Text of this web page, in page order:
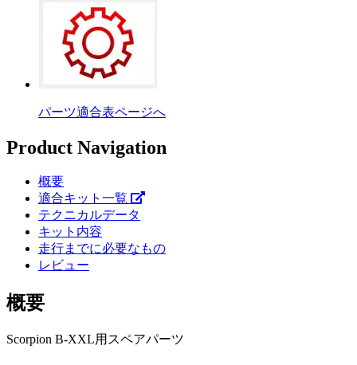
パーツ適合表ページへ
Product Navigation
概要
適合キット一覧
テクニカルデータ
キット内容
走行までに必要なもの
レビュー
概要
Scorpion B-XXL用スペアパーツ